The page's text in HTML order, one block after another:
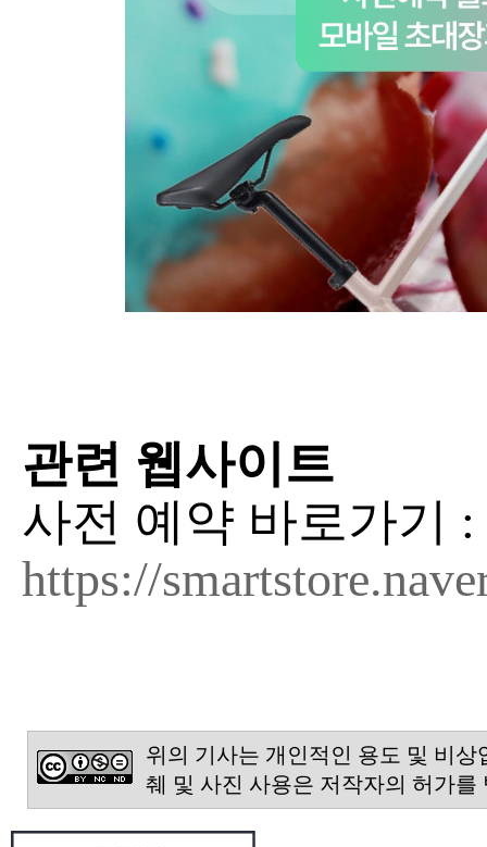
관련 웹사이트
사전 예약 바로가기 :
https://
위의 기사는 개인적인 용도 및 비
췌 및 사진 사용은 저작자의 허가를